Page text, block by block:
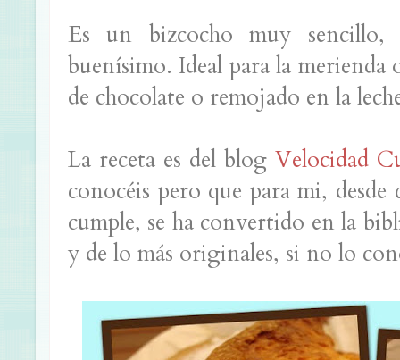
Es un bizcocho muy sencillo,
buenísimo. Ideal para la
de chocolate o remojado en la
La receta es del blog Velocidad
conocéis pero que para mi,
cumple, se ha convertido en la
y de lo más originales, si no lo